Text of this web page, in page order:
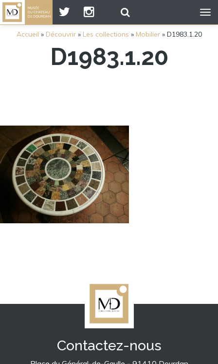
Accueil » Découvrir» Les collections » Mobilier» D1983.1.20
D1983.1.20
Contactez-nous